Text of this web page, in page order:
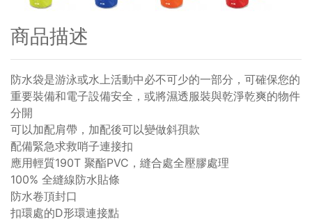
商品描述
防水袋是游泳或水上活動中必不可少的一部分，可確保您的
重要裝備和電子設備安全，或將濕透服裝與乾淨乾爽的物件
分開
可以加配肩帶，加配後可以變做斜孭款
配備緊急求救哨子連接扣
應用輕質190T 聚酯PVC，縫合處全壓膠處理
100% 全縫線防水貼條
防水卷頂封口
扣環處的D形環連接點